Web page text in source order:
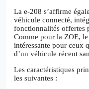
La e-208 s’affirme
véhicule connecté,
fonctionnalités offertes
Comme pour la ZOE,
intéressante pour ceux
d’un véhicule récent
Les caractéristiques
les suivantes :